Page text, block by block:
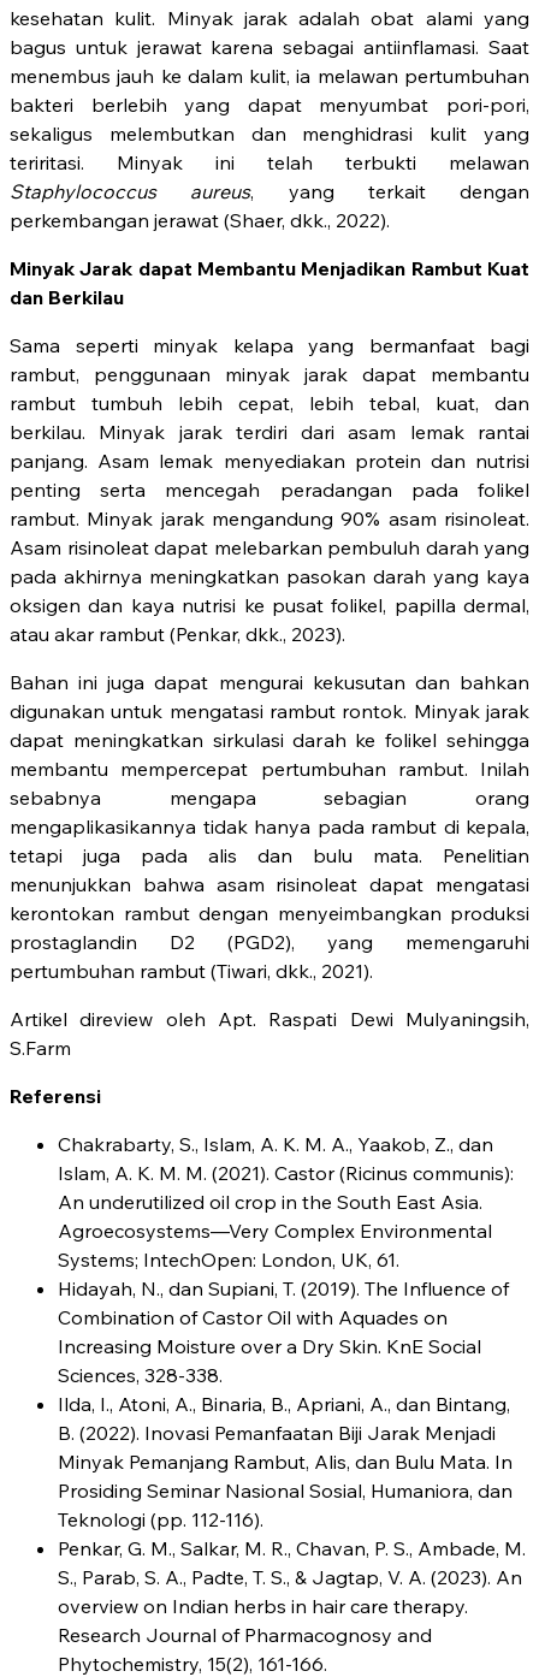
kesehatan kulit. Minyak jarak adalah obat alami yang
bagus untuk jerawat karena sebagai antiinflamasi. Saat
menembus jauh ke dalam kulit, ia melawan pertumbuhan
bakteri berlebih yang dapat menyumbat pori-pori,
sekaligus melembutkan dan menghidrasi kulit yang
teriritasi. Minyak ini telah terbukti melawan
Staphylococcus aureus, yang terkait dengan
perkembangan jerawat (Shaer, dkk., 2022).
Minyak Jarak dapat Membantu Menjadikan Rambut Kuat
dan Berkilau
Sama seperti minyak kelapa yang bermanfaat bagi
rambut, penggunaan minyak jarak dapat membantu
rambut tumbuh lebih cepat, lebih tebal, kuat, dan
berkilau. Minyak jarak terdiri dari asam lemak rantai
panjang. Asam lemak menyediakan protein dan nutrisi
penting serta mencegah peradangan pada folikel
rambut. Minyak jarak mengandung 90% asam risinoleat.
Asam risinoleat dapat melebarkan pembuluh darah yang
pada akhirnya meningkatkan pasokan darah yang kaya
oksigen dan kaya nutrisi ke pusat folikel, papilla dermal,
atau akar rambut (Penkar, dkk., 2023).
Bahan ini juga dapat mengurai kekusutan dan bahkan
digunakan untuk mengatasi rambut rontok. Minyak jarak
dapat meningkatkan sirkulasi darah ke folikel sehingga
membantu mempercepat pertumbuhan rambut. Inilah
sebabnya mengapa sebagian orang
mengaplikasikannya tidak hanya pada rambut di kepala,
tetapi juga pada alis dan bulu mata. Penelitian
menunjukkan bahwa asam risinoleat dapat mengatasi
kerontokan rambut dengan menyeimbangkan produksi
prostaglandin D2 (PGD2), yang memengaruhi
pertumbuhan rambut (Tiwari, dkk., 2021).
Artikel direview oleh Apt. Raspati Dewi Mulyaningsih,
S.Farm
Referensi
Chakrabarty, S., Islam, A. K. M. A., Yaakob, Z., dan
Islam, A. K. M. M. (2021). Castor (Ricinus communis):
An underutilized oil crop in the South East Asia.
Agroecosystems—Very Complex Environmental
Systems; IntechOpen: London, UK, 61.
Hidayah, N., dan Supiani, T. (2019). The Influence of
Combination of Castor Oil with Aquades on
Increasing Moisture over a Dry Skin. KnE Social
Sciences, 328-338.
Ilda, I., Atoni, A., Binaria, B., Apriani, A., dan Bintang,
B. (2022). Inovasi Pemanfaatan Biji Jarak Menjadi
Minyak Pemanjang Rambut, Alis, dan Bulu Mata. In
Prosiding Seminar Nasional Sosial, Humaniora, dan
Teknologi (pp. 112-116).
Penkar, G. M., Salkar, M. R., Chavan, P. S., Ambade, M.
S., Parab, S. A., Padte, T. S., & Jagtap, V. A. (2023). An
overview on Indian herbs in hair care therapy.
Research Journal of Pharmacognosy and
Phytochemistry, 15(2), 161-166.